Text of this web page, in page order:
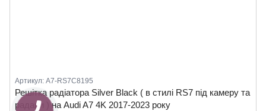
Артикул: A7-RS7C8195
Решітка радіатора Silver Black ( в стилі RS7 під камеру та
радари ) на Audi A7 4K 2017-2023 року